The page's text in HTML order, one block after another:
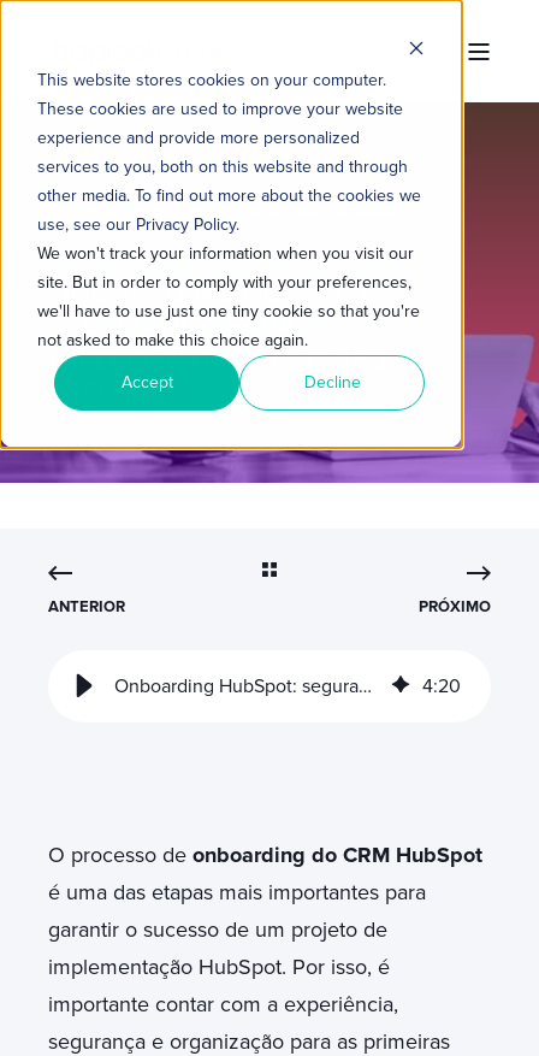
This website stores cookies on your computer.
These cookies are used to improve your website
experience and provide more personalized
services to you, both on this website and through
other media. To find out more about the cookies we
use, see our Privacy Policy.
We won't track your information when you visit our
site. But in order to comply with your preferences,
we'll have to use just one tiny cookie so that you're
not asked to make this choice again.
Accept Decline
3 MIN READ
ONBOARDING HUBSPOT:
SEGURANÇA PARA
IMPLEMENTAÇÃO DO SEU
PROJETO
ANTERIOR PRÓXIMO
Onboarding HubSpot: segurança para implementação do seu projeto 4:20
O processo de onboarding do CRM HubSpot
é uma das etapas mais importantes para
garantir o sucesso de um projeto de
implementação HubSpot. Por isso, é
importante contar com a experiência,
segurança e organização para as primeiras